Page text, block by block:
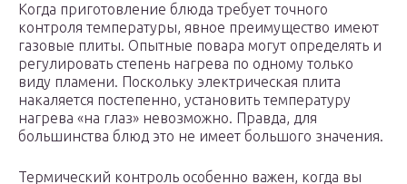
Когда приготовление блюда требует точного
контроля температуры, явное преимущество имеют
газовые плиты. Опытные повара могут определять и
регулировать степень нагрева по одному только
виду пламени. Поскольку электрическая плита
накаляется постепенно, установить температуру
нагрева «на глаз» невозможно. Правда, для
большинства блюд это не имеет большого значения.
Термический контроль особенно важен, когда вы